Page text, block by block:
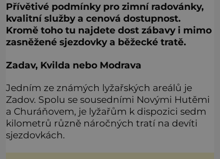
Přívětivé podmínky pro zimní radovánky,
kvalitní služby a cenová dostupnost.
Kromě toho tu najdete dost zábavy i mimo
zasněžené sjezdovky a běžecké tratě.
Zadav, Kvilda nebo Modrava
Jedním ze známých lyžařských areálů je
Zadov. Spolu se sousedními Novými Hutěmi
a Churáňovem, je lyžařům k dispozici sedm
kilometrů různě náročných tratí na devíti
sjezdovkách.